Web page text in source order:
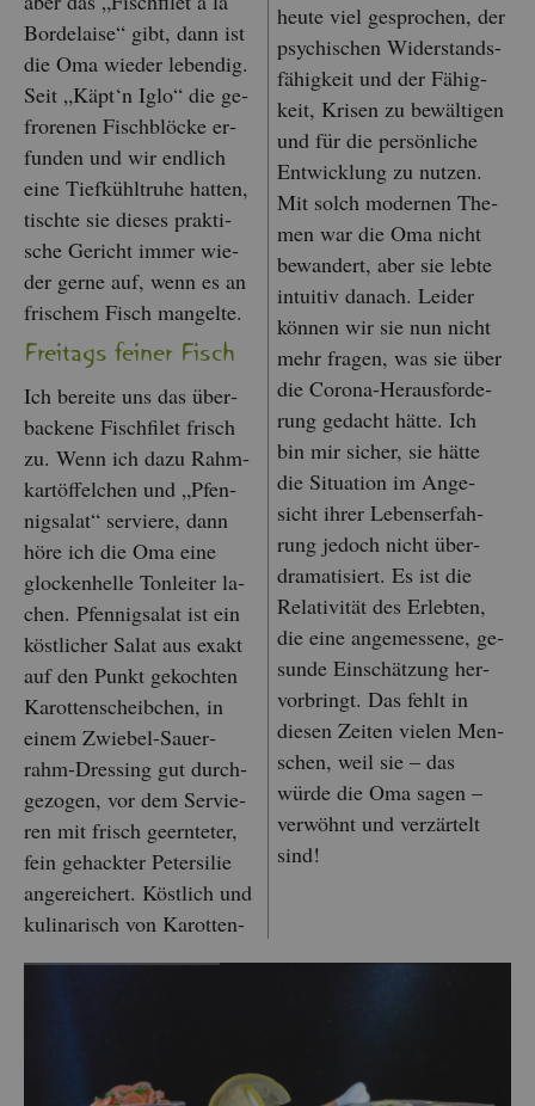
Bor­de­lai­se“ gibt, dann ist
die Oma wie­der le­ben­dig.
Seit „Käpt‘n Iglo“ die ge­
fro­re­nen Fisch­blö­cke er­
fun­den und wir end­lich
eine Tief­kühl­tru­he hat­ten,
tisch­te sie die­ses prak­ti­
sche Ge­richt immer wie­
der gerne auf, wenn es an
fri­schem Fisch man­gel­te.
Frei­tags fei­ner Fisch
Ich be­rei­te uns das über­
ba­cke­ne Fisch­fi­let frisch
zu. Wenn ich dazu Rahm­
kart­öf­fel­chen und „Pfen­
nigs­a­lat“ ser­vie­re, dann
höre ich die Oma eine
glo­cken­hel­le Ton­lei­ter la­
chen. Pfen­nigs­a­lat ist ein
köst­li­cher Salat aus exakt
auf den Punkt ge­koch­ten
Ka­rot­ten­scheib­chen, in
einem Zwie­bel-Sauer­
rahm-Dres­sing gut durch­
ge­zo­gen, vor dem Ser­vie­
ren mit frisch ge­ern­te­ter,
fein ge­hack­ter Pe­ter­si­lie
an­ge­rei­chert. Köst­lich und
ku­li­na­risch von Ka­rot­ten-
heute viel ge­spro­chen, der
psy­chi­schen Wi­der­stands­
fä­hig­keit und der Fä­hig­
keit, Kri­sen zu be­wäl­ti­gen
und für die per­sön­li­che
Ent­wick­lung zu nut­zen.
Mit solch mo­der­nen The­
men war die Oma nicht
be­wan­dert, aber sie lebte
in­tui­tiv da­nach. Lei­der
kön­nen wir sie nun nicht
mehr fra­gen, was sie über
die Co­ro­na-Her­aus­for­de­
rung ge­dacht hätte. Ich
bin mir si­cher, sie hätte
die Si­tua­ti­on im An­ge­
sicht ihrer Le­bens­er­fah­
rung je­doch nicht über­
dra­ma­ti­siert. Es ist die
Re­la­ti­vi­tät des Er­leb­ten,
die eine an­ge­mes­se­ne, ge­
sun­de Ein­schät­zung her­
vor­bringt. Das fehlt in
die­sen Zei­ten vie­len Men­
schen, weil sie – das
würde die Oma sagen –
ver­wöhnt und ver­zär­telt
sind!